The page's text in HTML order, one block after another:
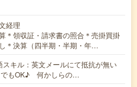
経理
＊領収証・請求書の照合＊売掛買掛
＊決算（四半期・半期・年…
キル：英文メールにて抵抗が無い
でもOK♪ 何かしらの…